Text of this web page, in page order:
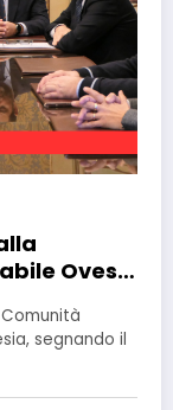
Ovest
segnando il